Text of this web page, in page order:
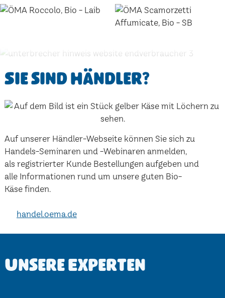
Sie sind Händler?
Auf unserer Händler-Webseite können Sie sich zu
Handels-Seminaren und -Webinaren anmelden,
als registrierter Kunde Bestellungen aufgeben und
alle Informationen rund um unsere guten Bio-
Käse finden.
handel.oema.de
Unsere Experten